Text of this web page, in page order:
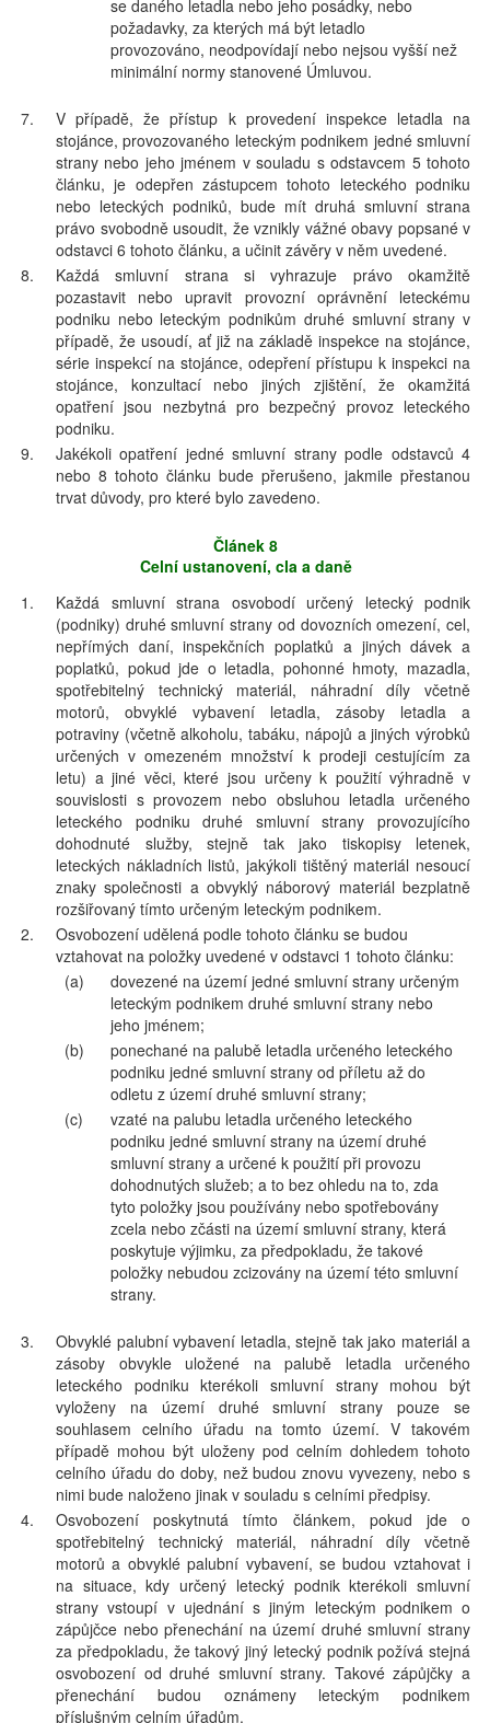
se daného letadla nebo jeho posádky, nebo
požadavky, za kterých má být letadlo
provozováno, neodpovídají nebo nejsou vyšší než
minimální normy stanovené Úmluvou.
7.
V případě, že přístup k provedení inspekce letadla na
stojánce, provozovaného leteckým podnikem jedné smluvní
strany nebo jeho jménem v souladu s odstavcem 5 tohoto
článku, je odepřen zástupcem tohoto leteckého podniku
nebo leteckých podniků, bude mít druhá smluvní strana
právo svobodně usoudit, že vznikly vážné obavy popsané v
odstavci 6 tohoto článku, a učinit závěry v něm uvedené.
8.
Každá smluvní strana si vyhrazuje právo okamžitě
pozastavit nebo upravit provozní oprávnění leteckému
podniku nebo leteckým podnikům druhé smluvní strany v
případě, že usoudí, ať již na základě inspekce na stojánce,
série inspekcí na stojánce, odepření přístupu k inspekci na
stojánce, konzultací nebo jiných zjištění, že okamžitá
opatření jsou nezbytná pro bezpečný provoz leteckého
podniku.
9.
Jakékoli opatření jedné smluvní strany podle odstavců 4
nebo 8 tohoto článku bude přerušeno, jakmile přestanou
trvat důvody, pro které bylo zavedeno.
Článek 8
Celní ustanovení, cla a daně
1.
Každá smluvní strana osvobodí určený letecký podnik
(podniky) druhé smluvní strany od dovozních omezení, cel,
nepřímých daní, inspekčních poplatků a jiných dávek a
poplatků, pokud jde o letadla, pohonné hmoty, mazadla,
spotřebitelný technický materiál, náhradní díly včetně
motorů, obvyklé vybavení letadla, zásoby letadla a
potraviny (včetně alkoholu, tabáku, nápojů a jiných výrobků
určených v omezeném množství k prodeji cestujícím za
letu) a jiné věci, které jsou určeny k použití výhradně v
souvislosti s provozem nebo obsluhou letadla určeného
leteckého podniku druhé smluvní strany provozujícího
dohodnuté služby, stejně tak jako tiskopisy letenek,
leteckých nákladních listů, jakýkoli tištěný materiál nesoucí
znaky společnosti a obvyklý náborový materiál bezplatně
rozšiřovaný tímto určeným leteckým podnikem.
2.
Osvobození udělená podle tohoto článku se budou
vztahovat na položky uvedené v odstavci 1 tohoto článku:
(a)
dovezené na území jedné smluvní strany určeným
leteckým podnikem druhé smluvní strany nebo
jeho jménem;
(b)
ponechané na palubě letadla určeného leteckého
podniku jedné smluvní strany od příletu až do
odletu z území druhé smluvní strany;
(c)
vzaté na palubu letadla určeného leteckého
podniku jedné smluvní strany na území druhé
smluvní strany a určené k použití při provozu
dohodnutých služeb; a to bez ohledu na to, zda
tyto položky jsou používány nebo spotřebovány
zcela nebo zčásti na území smluvní strany, která
poskytuje výjimku, za předpokladu, že takové
položky nebudou zcizovány na území této smluvní
strany.
3.
Obvyklé palubní vybavení letadla, stejně tak jako materiál a
zásoby obvykle uložené na palubě letadla určeného
leteckého podniku kterékoli smluvní strany mohou být
vyloženy na území druhé smluvní strany pouze se
souhlasem celního úřadu na tomto území. V takovém
případě mohou být uloženy pod celním dohledem tohoto
celního úřadu do doby, než budou znovu vyvezeny, nebo s
nimi bude naloženo jinak v souladu s celními předpisy.
4.
Osvobození poskytnutá tímto článkem, pokud jde o
spotřebitelný technický materiál, náhradní díly včetně
motorů a obvyklé palubní vybavení, se budou vztahovat i
na situace, kdy určený letecký podnik kterékoli smluvní
strany vstoupí v ujednání s jiným leteckým podnikem o
zápůjčce nebo přenechání na území druhé smluvní strany
za předpokladu, že takový jiný letecký podnik požívá stejná
osvobození od druhé smluvní strany. Takové zápůjčky a
přenechání budou oznámeny leteckým podnikem
příslušným celním úřadům.